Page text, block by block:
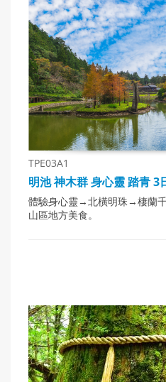
TPE03A1
明池 神木群 身心靈 踏青 3
體驗身心靈→北橫明珠→棲蘭
山區地方美食。